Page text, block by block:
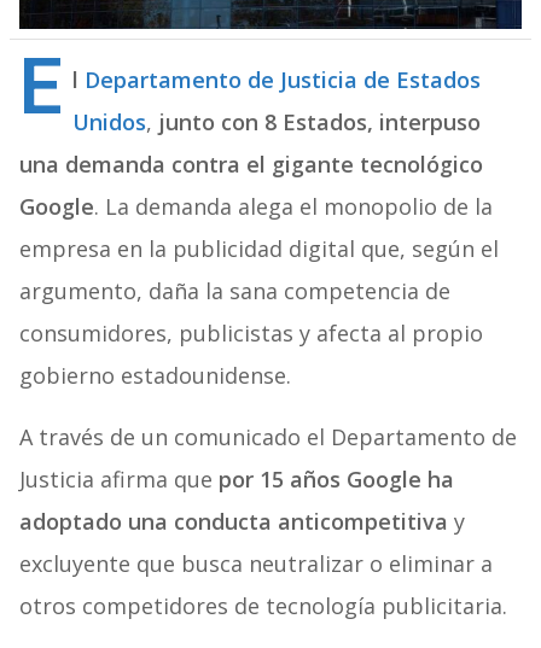
E l Departamento de Justicia de Estados
Unidos, junto con 8 Estados, interpuso
una demanda contra el gigante tecnológico
Google. La demanda alega el monopolio de la
empresa en la publicidad digital que, según el
argumento, daña la sana competencia de
consumidores, publicistas y afecta al propio
gobierno estadounidense.
A través de un comunicado el Departamento de
Justicia afirma que por 15 años Google ha
adoptado una conducta anticompetitiva y
excluyente que busca neutralizar o eliminar a
otros competidores de tecnología publicitaria.